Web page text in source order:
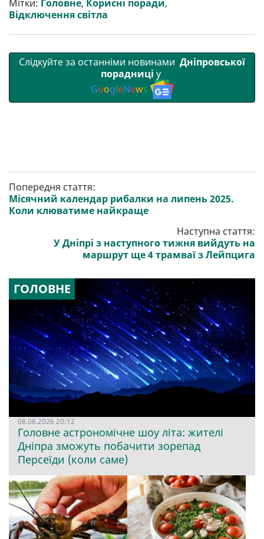
Мітки: Головне, Корисні поради,
Відключення світла
Слідкуйте за останніми новинами Дніпровської
порадниці у
GoogleNews
Попередня стаття:
Місячний календар рибалки на липень 2025.
Коли клюватиме найкраще
Наступна стаття:
У Дніпрі з наступного тижня вийдуть на
маршрут ще 4 трамваї з Лейпцига
ГОЛОВНЕ
08.08.2026 20:12
Головне астрономічне шоу літа: жителі
Дніпра зможуть побачити зорепад
Персеїди (коли саме)